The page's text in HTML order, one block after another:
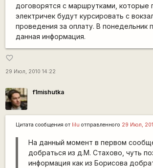
договорятся с маршрутками, которые
электричек будут курсировать с
проведения за оплату. В понедельник
данная информация.
favorite_border
29 Июл, 2010 14:22
f1mishutka
Цитата сообщения от lilu отправленного 29 Июл,
На данный момент в первом
добраться из д.М. Стахово, чуть
информация как из Борисова